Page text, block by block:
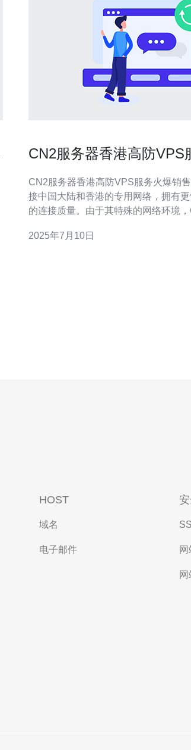
CN2服务器香港高防VPS
CN2服务器香港高防VPS服务火爆销售 CN2服务器是指连
接中国大陆和香港的专用网络，拥有
的连接质量。由于其特殊的网络环境
个人用户首选的服务器类型。 香港高防VPS服务是指在香
2025年7月10日
HOST
域名
电子邮件 网